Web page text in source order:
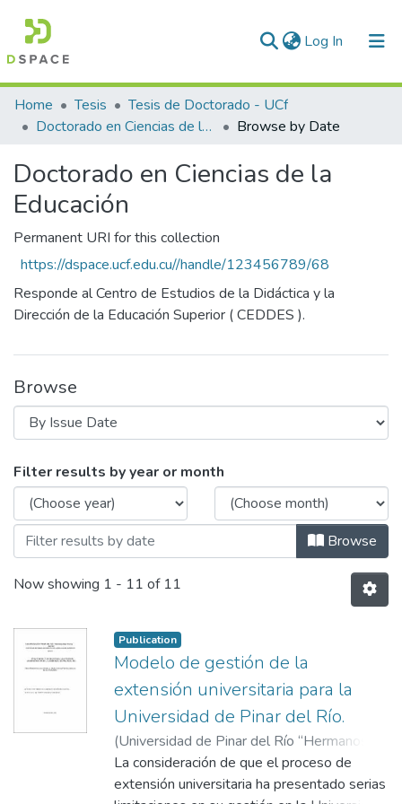
Log In (current)
Communities & Collections
All of DSpace
Home Tesis
Tesis de Doctorado - UCf
Doctorado en Ciencias de la Educación
Browse by Date
Doctorado en Ciencias de la
Educación
Permanent URI for this collection
https://dspace.ucf.edu.cu//handle/123456789/68
Responde al Centro de Estudios de la Didáctica y la
Dirección de la Educación Superior ( CEDDES ).
Browse
Browsing Doctorado en Ciencias de la
Filter results by year or month
Browse
Now showing 1 - 11 of 11
Publication
Modelo de gestión de la
extensión universitaria para la
Universidad de Pinar del Río.
(Universidad de Pinar del Río “Hermanos
Saíz Montes de Oca”, Centro de Estudios de
Ciencias de la Educación Superior ( CECES ),
La consideración de que el proceso de
extensión universitaria ha presentado serias